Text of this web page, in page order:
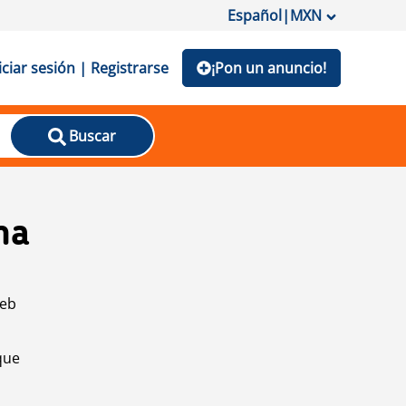
Español|MXN
sesión | Registrarse ¡Pon un anuncio!
Buscar